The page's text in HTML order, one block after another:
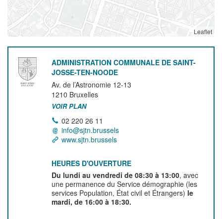
Leaflet
ADMINISTRATION COMMUNALE DE SAINT-
JOSSE-TEN-NOODE
Av. de l’Astronomie 12-13
1210 Bruxelles
VOIR PLAN
02 220 26 11
info@sjtn.brussels
www.sjtn.brussels
HEURES D'OUVERTURE
Du lundi au vendredi de 08:30 à 13:00, avec
une permanence du Service démographie (les
services Population, État civil et Étrangers) le
mardi, de 16:00 à 18:30.